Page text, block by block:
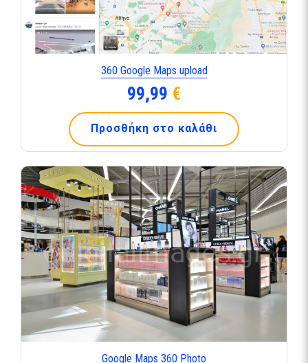
360 Google Maps upload
99,99 €
Προσθήκη στο καλάθι
Google Maps 360 Photo